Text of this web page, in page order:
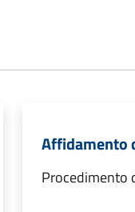
Affidamento
Procedimento